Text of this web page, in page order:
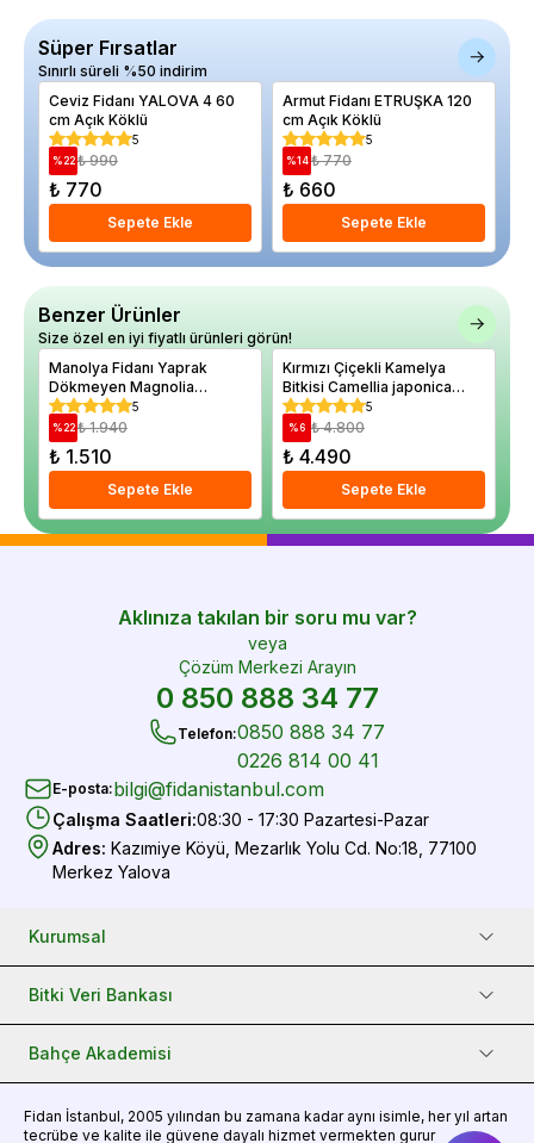
Süper Fırsatlar
Sınırlı süreli %50 indirim
Ceviz Fidanı YALOVA 4 60
cm Açık Köklü
5
%22 ₺ 990
₺ 770
Sepete Ekle
Armut Fidanı ETRUŞKA 120
cm Açık Köklü
5
%14 ₺ 770
₺ 660
Sepete Ekle
Benzer Ürünler
Size özel en iyi fiyatlı ürünleri görün!
Manolya Fidanı Yaprak
Dökmeyen Magnolia
grandiflora 100 cm
5
%22 ₺ 1.940
₺ 1.510
Sepete Ekle
Kırmızı Çiçekli Kamelya
Bitkisi Camellia japonica
Black Lace İthal 50 70 cm
5
% 6 ₺ 4.800
₺ 4.490
Sepete Ekle
Aklınıza takılan bir soru mu var?
veya
Çözüm Merkezi Arayın
0 850 888 34 77
Telefon:0850 888 34 77
0226 814 00 41
E-posta:bilgi@fidanistanbul.com
Çalışma Saatleri:08:30 - 17:30 Pazartesi-Pazar
Adres: Kazımiye Köyü, Mezarlık Yolu Cd. No:18, 77100
Merkez Yalova
Kurumsal
Bitki Veri Bankası
Bahçe Akademisi
Fidan İstanbul, 2005 yılından bu zamana kadar aynı isimle, her yıl artan
tecrübe ve kalite ile güvene dayalı hizmet vermekten gurur